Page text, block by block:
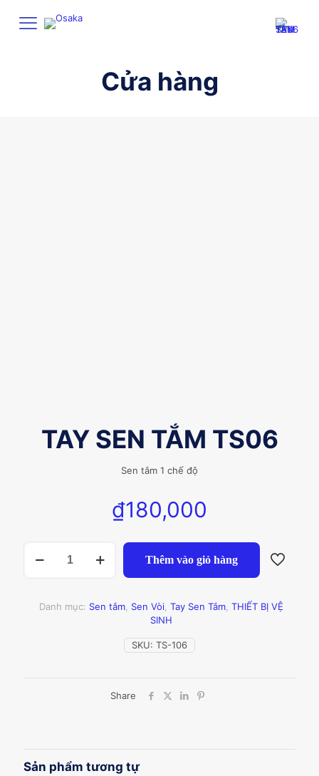
Cửa hàng
TAY SEN TẮM TS06
Sen tắm 1 chế độ
₫180,000
SEN
Thêm vào giỏ hàng
SKU: TS-106
Danh mục: Sen tắm Sen Vòi Tay Sen Tắm THIẾT BỊ VỆ
SINH
Share
Sản phẩm tương tự